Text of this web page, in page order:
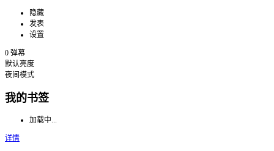
隐藏
发表
设置
0 弹幕
默认亮度
夜间模式
我的书签
加载中...
详情